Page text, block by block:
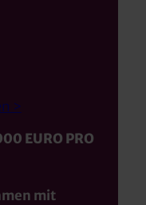
>
EURO PRO
mit